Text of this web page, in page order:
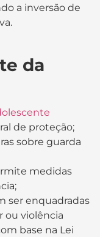
a inversão de
da
de proteção;
sobre guarda
medidas
ser enquadradas
ou violência
base na Lei